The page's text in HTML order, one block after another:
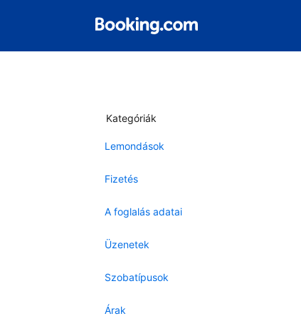
Kategóriák
Lemondások
Fizetés
A foglalás adatai
Üzenetek
Szobatípusok
Árak